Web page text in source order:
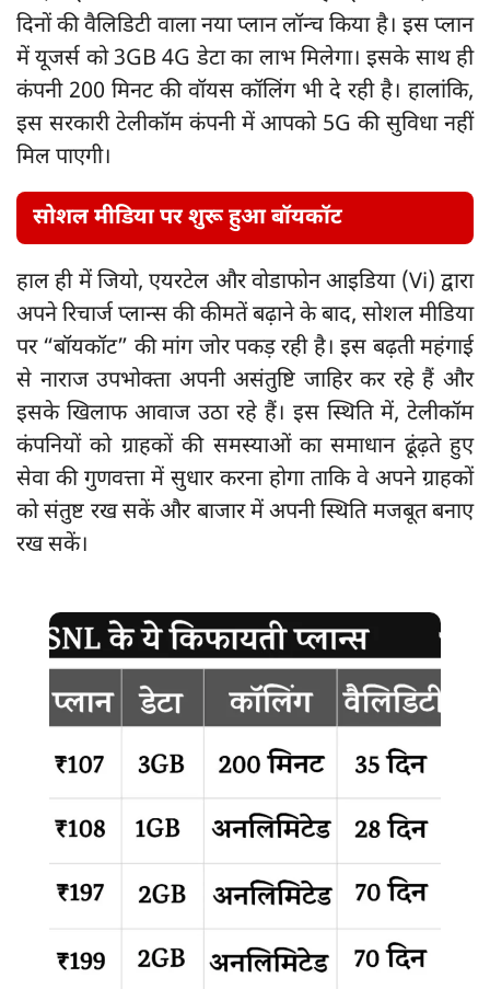
दिनों की वैलिडिटी वाला नया प्लान लॉन्च किया है। इस प्लान
में यूजर्स को 3GB 4G डेटा का लाभ मिलेगा। इसके साथ ही
कंपनी 200 मिनट की वॉयस कॉलिंग भी दे रही है। हालांकि,
इस सरकारी टेलीकॉम कंपनी में आपको 5G की सुविधा नहीं
मिल पाएगी।
सोशल मीडिया पर शुरू हुआ बॉयकॉट
हाल ही में जियो, एयरटेल और वोडाफोन आइडिया (Vi) द्वारा
अपने रिचार्ज प्लान्स की कीमतें बढ़ाने के बाद, सोशल मीडिया
पर “बॉयकॉट” की मांग जोर पकड़ रही है। इस बढ़ती महंगाई
से नाराज उपभोक्ता अपनी असंतुष्टि जाहिर कर रहे हैं और
इसके खिलाफ आवाज उठा रहे हैं। इस स्थिति में, टेलीकॉम
कंपनियों को ग्राहकों की समस्याओं का समाधान ढूंढ़ते हुए
सेवा की गुणवत्ता में सुधार करना होगा ताकि वे अपने ग्राहकों
को संतुष्ट रख सकें और बाजार में अपनी स्थिति मजबूत बनाए
रख सकें।